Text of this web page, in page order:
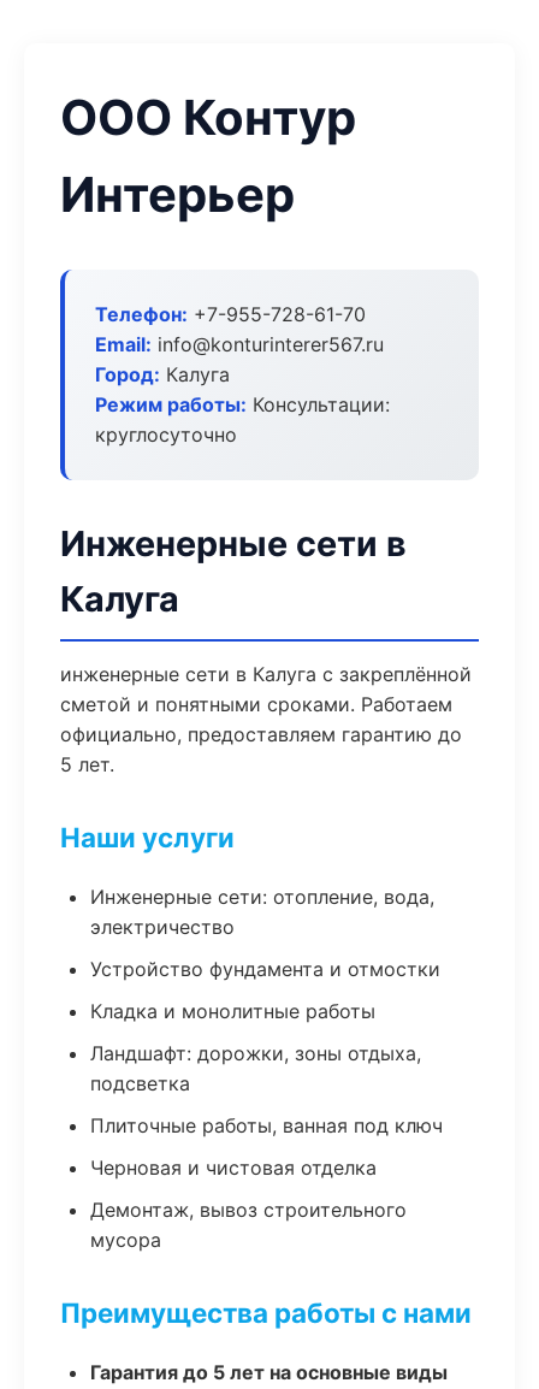
ООО Контур
Интерьер
Телефон: +7-955-728-61-70
Email: info@konturinterer567.ru
Город: Калуга
Режим работы: Консультации:
круглосуточно
Инженерные сети в
Калуга
инженерные сети в Калуга с закреплённой
сметой и понятными сроками. Работаем
официально, предоставляем гарантию до
5 лет.
Наши услуги
Инженерные сети: отопление, вода,
электричество
Устройство фундамента и отмостки
Кладка и монолитные работы
Ландшафт: дорожки, зоны отдыха,
подсветка
Плиточные работы, ванная под ключ
Черновая и чистовая отделка
Демонтаж, вывоз строительного
мусора
Преимущества работы с нами
Гарантия до 5 лет на основные виды